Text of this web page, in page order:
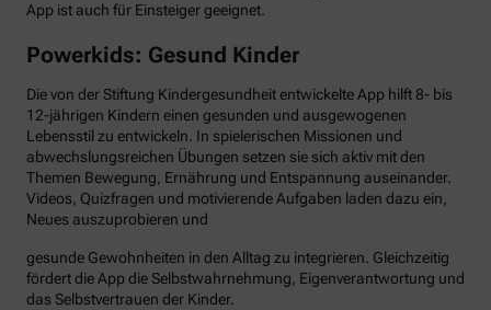
App ist auch für Einsteiger geeignet.
Powerkids: Gesund Kinder
Die von der Stiftung Kindergesundheit entwickelte App hilft 8- bis
12-jährigen Kindern einen gesunden und ausgewogenen
Lebensstil zu entwickeln. In spielerischen Missionen und
abwechslungsreichen Übungen setzen sie sich aktiv mit den
Themen Bewegung, Ernährung und Entspannung auseinander.
Videos, Quizfragen und motivierende Aufgaben laden dazu ein,
Neues auszuprobieren und
gesunde Gewohnheiten in den Alltag zu integrieren. Gleichzeitig
fördert die App die Selbstwahrnehmung, Eigenverantwortung und
das Selbstvertrauen der Kinder.